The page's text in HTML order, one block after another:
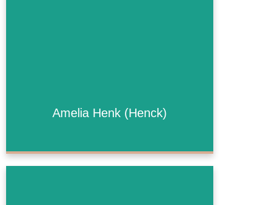
Amelia Henk (Henck)
Mehr Informationen